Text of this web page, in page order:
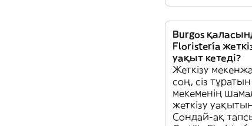
Burgos
Floristería
уақыт кетеді?
Жеткізу
соң, сіз
мекеменің
жеткізу
Сондай-ақ